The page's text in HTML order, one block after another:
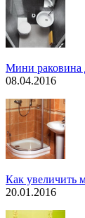
Мини раковина
08.04.2016
Как увеличить
20.01.2016